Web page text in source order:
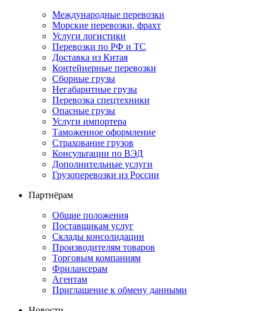
Международные перевозки
Морские перевозки, фрахт
Услуги логистики
Перевозки по РФ и ТС
Доставка из Китая
Контейнерные перевозки
Сборные грузы
Негабаритные грузы
Перевозка спецтехники
Опасные грузы
Услуги импортера
Таможенное оформление
Страхование грузов
Консультации по ВЭД
Дополнительные услуги
Грузоперевозки из России
Партнёрам
Общие положения
Поставщикам услуг
Склады консолидации
Производителям товаров
Торговым компаниям
Фрилансерам
Агентам
Приглашение к обмену данными